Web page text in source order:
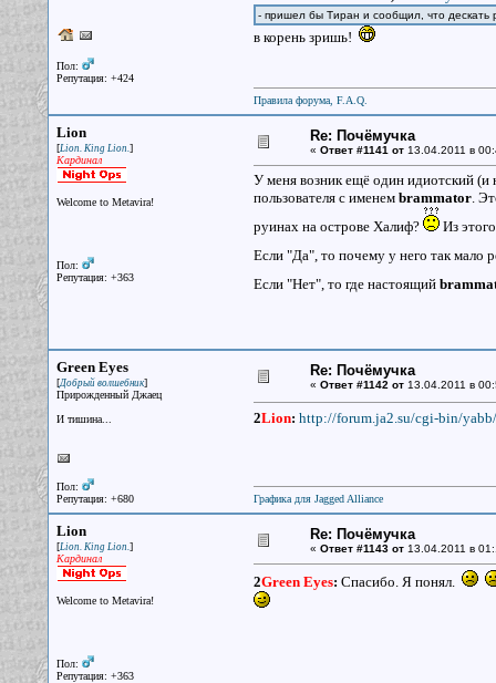
Пол:
Репутация: +424
- пришел бы Тиран и сообщил, что дескать
в корень зришь!
Правила форума, F.A.Q.
Lion
[Lion. King Lion.]
Кардинал
Welcome to Metavira!
Пол:
Репутация: +363
Re: Почёмучка
« Ответ #1141 от13.04.2011 в
У меня возник ещё один идиотский (и
пользователя с именем brammator.
руинах на острове Халиф?
Из
Если "Да", то почему у него так мало
Если "Нет", то где настоящий
Green Eyes
[Добрый волшебник]
Прирожденный Джаец
И тишина...
Пол:
Репутация: +680
Re: Почёмучка
« Ответ #1142 от13.04.2011 в
2Lion: http://forum.ja2.su/cgi-bin/
Графика для Jagged Alliance
Lion
[Lion. King Lion.]
Кардинал
Welcome to Metavira!
Пол:
Репутация: +363
Re: Почёмучка
« Ответ #1143 от13.04.2011 в
2Green Eyes: Спасибо. Я понял.